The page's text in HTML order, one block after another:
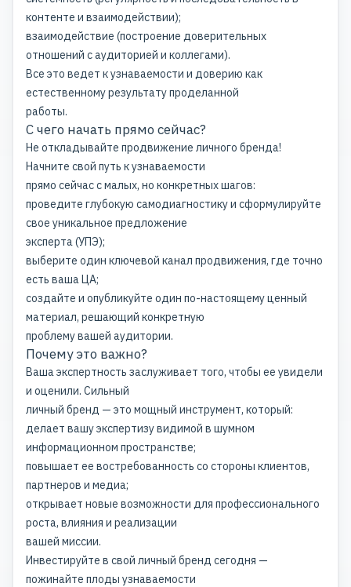
контенте и взаимодействии);
взаимодействие (построение доверительных
отношений с аудиторией и коллегами).
Все это ведет к узнаваемости и доверию как
естественному результату проделанной
работы.
С чего начать прямо сейчас?
Не откладывайте продвижение личного бренда!
Начните свой путь к узнаваемости
прямо сейчас с малых, но конкретных шагов:
проведите глубокую самодиагностику и сформулируйте
свое уникальное предложение
эксперта (УПЭ);
выберите один ключевой канал продвижения, где точно
есть ваша ЦА;
создайте и опубликуйте один по-настоящему ценный
материал, решающий конкретную
проблему вашей аудитории.
Почему это важно?
Ваша экспертность заслуживает того, чтобы ее увидели
и оценили. Сильный
личный бренд — это мощный инструмент, который:
делает вашу экспертизу видимой в шумном
информационном пространстве;
повышает ее востребованность со стороны клиентов,
партнеров и медиа;
открывает новые возможности для профессионального
роста, влияния и реализации
вашей миссии.
Инвестируйте в свой личный бренд сегодня —
пожинайте плоды узнаваемости